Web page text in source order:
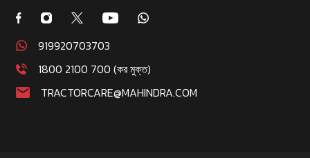
919920703703
1800 2100 700 (কর মুক্ত)
TRACTORCARE@MAHINDRA.COM